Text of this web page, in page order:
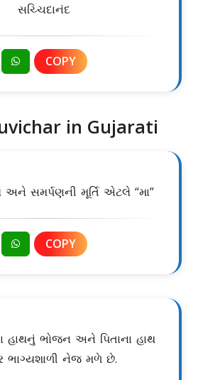
સચ્ચિદાનંદ
COPY
in Gujarati
અને સમર્પણની મૂર્તિ એટલે “મા”
COPY
હાથનું ભોજન અને પિતાના હાથ
ભાગ્યશાળી નેજ મળે છે.